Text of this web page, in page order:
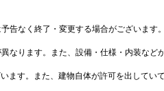
告なく終了・変更する場合がございます
なります。また、設備・仕様・内装など
ます。また、建物自体が許可を出してい